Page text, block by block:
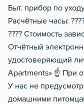
Быт. прибор по
Расчётные часы:
???? Стоимость
Отчётный
удостоверяющий
Араrtmеnts» ☝ При
У нас не
домашними